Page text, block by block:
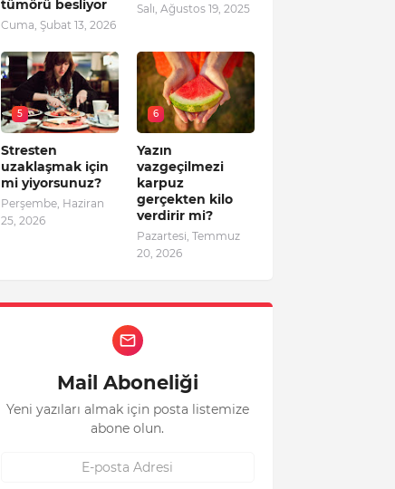
tümörü besliyor
Cuma, Şubat 13, 2026
Salı, Ağustos 19, 2025
5
Stresten
uzaklaşmak için
mi yiyorsunuz?
Perşembe, Haziran
25, 2026
6
Yazın
vazgeçilmezi
karpuz
gerçekten kilo
verdirir mi?
Pazartesi, Temmuz
20, 2026
Mail Aboneliği
Yeni yazıları almak için posta listemize
abone olun.